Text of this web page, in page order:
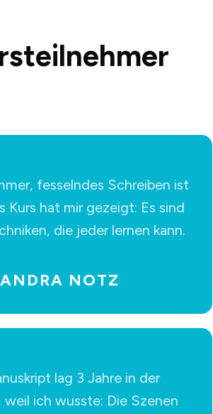
fesselndes Schreiben ist
Kurs hat mir gezeigt: Es sind
die jeder lernen kann.
NOTZ
lag 3 Jahre in der
weil ich wusste: Die Szenen